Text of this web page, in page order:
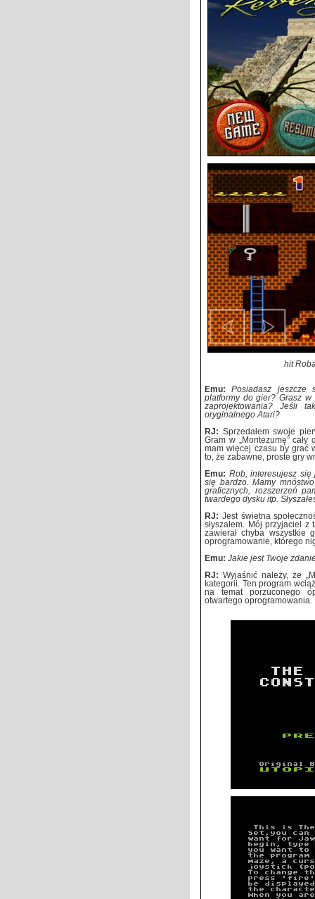
hit
Emu:Posiadasz jeszcze
platformy do gier? Grasz w
zaprojektowania? Jeśli
oryginalnego Atari?
RJ: Sprzedałem swoje
Gram w „Montezumę”
mam więcej czasu by grać
to, że zabawne, proste gry
Emu: Rob, interesujesz się
się bardzo. Mamy
graficznych, rozszerzeń
twardego dysku itp.
RJ: Jest świetna
słyszałem. Mój przyjaciel z
zawierał chyba wszystkie
oprogramowanie, którego
Emu: Jakie jest Twoje
RJ: Wyjaśnić należy, że
kategorii. Ten program
na temat porzuconego
otwartego oprogramowania.